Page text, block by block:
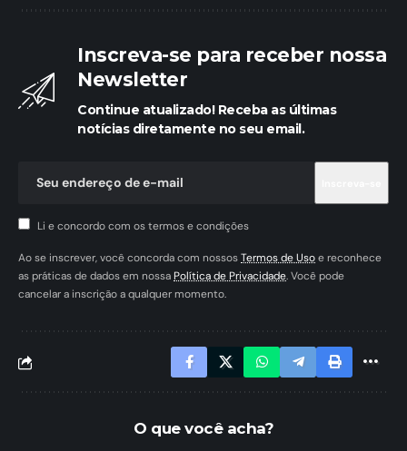
Inscreva-se para receber nossa
Newsletter
Continue atualizado! Receba as últimas
notícias diretamente no seu email.
Li e concordo com os termos e condições
Ao se inscrever, você concorda com nossosTermos de Usoe reconhece
as práticas de dados em nossaPolítica de Privacidade. Você pode
cancelar a inscrição a qualquer momento.
O que você acha?